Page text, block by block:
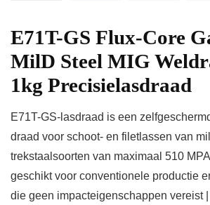
E71T-GS Flux-Core
MilD Steel MIG
1kg Precisielasdraad
E71T-GS-lasdraad is een
draad voor schoot- en filetlassen van
trekstaalsoorten van maximaal 510
geschikt voor conventionele productie
die geen impacteigenschappen vereist